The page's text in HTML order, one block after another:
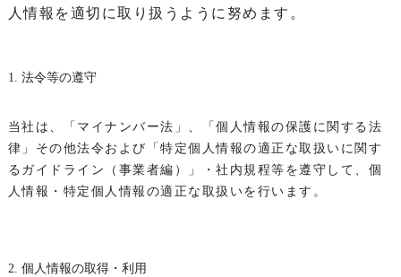
人情報を適切に取り扱うように努めます。
1. 法令等の遵守
当社は、「マイナンバー法」、「個人情報の保護に関する法
律」その他法令および「特定個人情報の適正な取扱いに関す
るガイドライン（事業者編）」・社内規程等を遵守して、個
人情報・特定個人情報の適正な取扱いを行います。
2. 個人情報の取得・利用